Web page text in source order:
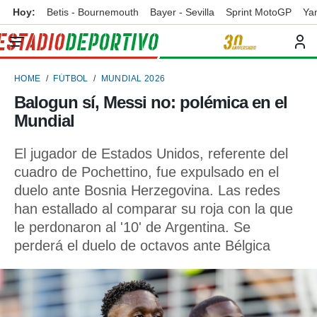
de
por
para
la
calidad.
a este
las
y
forma
basada
Hoy: Betis - Bournemouth Bayer - Sevilla Sprint MotoGP
HOME FÚTBOL MUNDIAL 2026
Balogun sí, Messi no: polémica en el
Mundial
El jugador de Estados Unidos, referente del
cuadro de Pochettino, fue expulsado en el
duelo ante Bosnia Herzegovina. Las redes
han estallado al comparar su roja con la que
le perdonaron al '10' de Argentina. Se
perderá el duelo de octavos ante Bélgica